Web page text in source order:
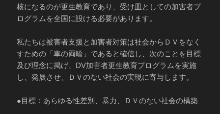
核になるのが更生教育であり、受け皿としての加害者プ
ログラムを全国に設ける必要があります。
私たちは被害者支援と加害者対策は社会からＤＶをなく
すための「車の両輪」であると確信し、次のことを目標
及び理念に掲げ、DV加害者更生教育プログラムを実施
し、発展させ、ＤＶのない社会の実現に寄与します。
●目標：あらゆる性差別、暴力、ＤＶのない社会の構築